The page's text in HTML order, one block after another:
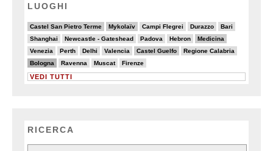
LUOGHI
Castel San Pietro Terme
6/20 Mykolaïv
7/20 Campi Flegrei
3/20 Durazzo
5/20 Bari
5/20
Shanghai
3/20 Newcastle - Gateshead
3/20 Padova
2/20 Hebron
2/20 Medicina
6/20
Venezia
4/20 Perth
3/20 Delhi
4/20 Valencia
5/20 Castel Guelfo
6/20 Regione Calabria
4/20
Bologna
8/20 Ravenna
3/20 Muscat
3/20 Firenze
2/20
VEDI TUTTI
RICERCA